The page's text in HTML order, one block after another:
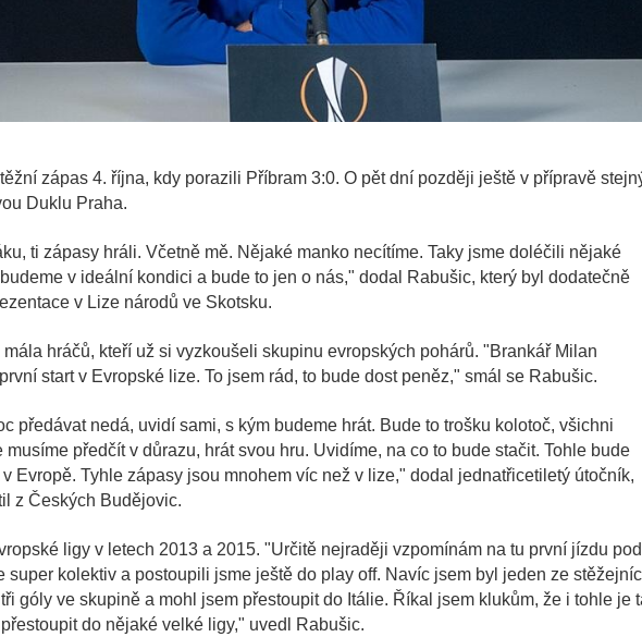
zápas 4. října, kdy porazili Příbram 3:0. O pět dní později ještě v přípravě
Duklu Praha.
ti zápasy hráli. Včetně mě. Nějaké manko necítíme. Taky jsme doléčili nějaké
v ideální kondici a bude to jen o nás," dodal Rabušic, který byl dodatečně
v Lize národů ve Skotsku.
hráčů, kteří už si vyzkoušeli skupinu evropských pohárů. "Brankář Milan
start v Evropské lize. To jsem rád, to bude dost peněz," smál se Rabušic.
předávat nedá, uvidí sami, s kým budeme hrát. Bude to trošku kolotoč, všichni
předčít v důrazu, hrát svou hru. Uvidíme, na co to bude stačit. Tohle bude
Evropě. Tyhle zápasy jsou mnohem víc než v lize," dodal jednatřicetiletý útočník,
z Českých Budějovic.
ligy v letech 2013 a 2015. "Určitě nejraději vzpomínám na tu první jízdu pod
super kolektiv a postoupili jsme ještě do play off. Navíc jsem byl jeden ze
góly ve skupině a mohl jsem přestoupit do Itálie. Říkal jsem klukům, že i tohle je
do nějaké velké ligy," uvedl Rabušic.